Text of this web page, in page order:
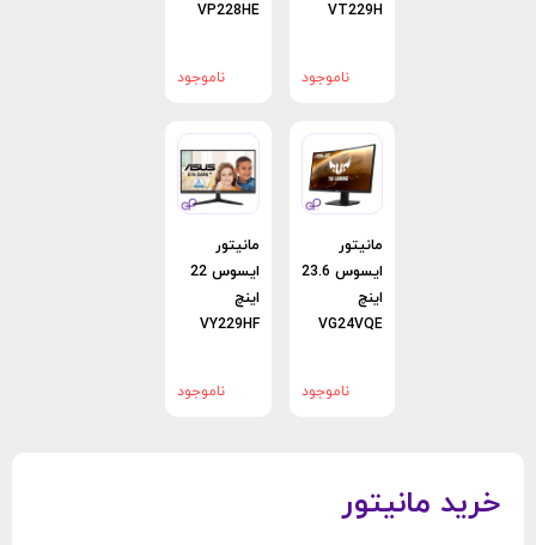
VT229H
ناموجود
VP228HE
ناموجود
مانیتور
ایسوس 23.6
اینچ
VG24VQE
ناموجود
مانیتور
ایسوس 22
اینچ
VY229HF
ناموجود
خرید مانیتور